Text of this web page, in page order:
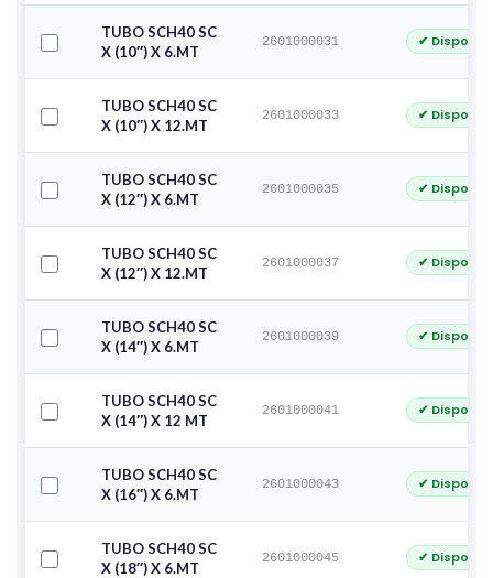
TUBO SCH40 SC
X (10″) X 6.MT
2601000031 ✔
TUBO SCH40 SC
X (10″) X 12.MT
2601000033 ✔
TUBO SCH40 SC
X (12″) X 6.MT
2601000035 ✔
TUBO SCH40 SC
X (12″) X 12.MT
2601000037 ✔
TUBO SCH40 SC
X (14″) X 6.MT
2601000039 ✔
TUBO SCH40 SC
X (14″) X 12 MT
2601000041 ✔
TUBO SCH40 SC
X (16″) X 6.MT
2601000043 ✔
TUBO SCH40 SC
X (18″) X 6.MT
2601000045 ✔